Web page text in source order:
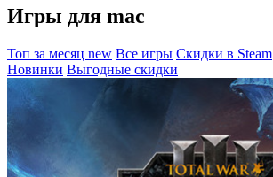
Игры для mac
Топ за месяц new Все игры Скидки в Steam
Новинки Выгодные скидки